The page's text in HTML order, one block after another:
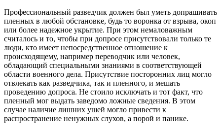
Профессиональный разведчик должен был уметь допрашивать
пленных в любой обстановке, будь то воронка от взрыва, окоп
или более надежное укрытие. При этом немаловажным
считалось и то, чтобы при допросе присутствовали только те
люди, кто имеет непосредственное отношение к
происходящему, например переводчик или человек,
обладающий специальными знаниями в соответствующей
области военного дела. Присутствие посторонних лиц могло
отвлекать как разведчика, так и пленного, и мешать
проведению допроса. Не стоило исключать и тот факт, что
пленный мог выдать заведомо ложные сведения. В этом
случае наличие лишних ушей могло привести к
распространение ненужных слухов, а порой и панике.